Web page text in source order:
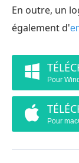
En outre, un
également d'
Pour
Pour